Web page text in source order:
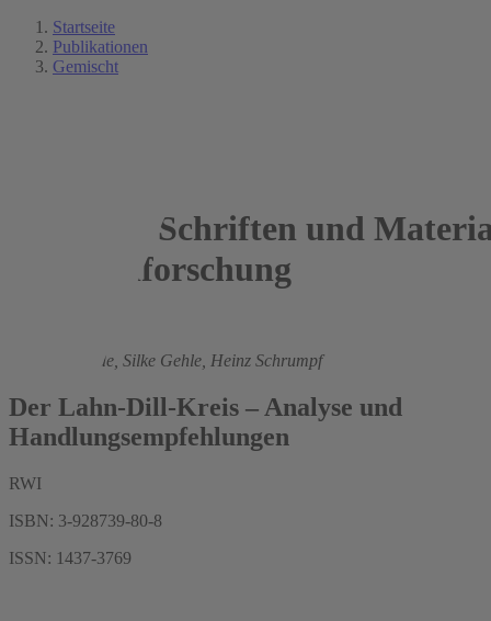
Startseite
Publikationen
Gemischt
Schriften und
Regionalforschung
Rüdiger Budde, Silke Gehle, Heinz Schrumpf
Der Lahn-Dill-Kreis – Analyse und
Handlungsempfehlungen
RWI
ISBN: 3-928739-80-8
ISSN: 1437-3769